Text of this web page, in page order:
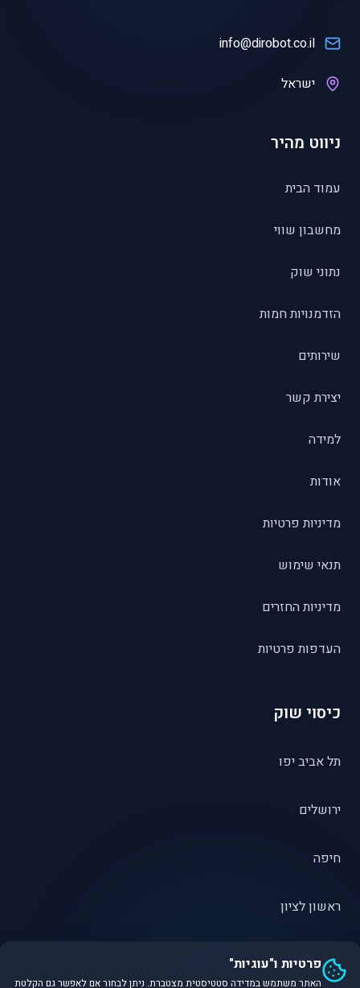
info@dirobot.co.il
ישראל
ניווט מהיר
עמוד הבית
מחשבון שווי
נתוני שוק
הזדמנויות חמות
שירותים
יצירת קשר
למידה
אודות
מדיניות פרטיות
תנאי שימוש
מדיניות החזרים
העדפות פרטיות
כיסוי שוק
תל אביב יפו
ירושלים
חיפה
ראשון לציון
פתח תקווה
פרטיות ו"עוגיות"
האתר משתמש במדידה סטטיסטית מצטברת. ניתן לבחור אם לאפשר גם הקלטת